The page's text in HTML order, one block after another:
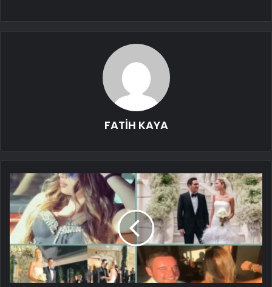
FATİH KAYA